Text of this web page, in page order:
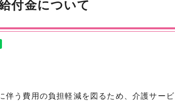
付金について
伴う費用の負担軽減を図るため、介護サー